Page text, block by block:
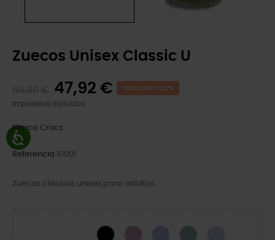
Zuecos Unisex Classic U
47,92 € DESCUENTO 20%
Impuestos incluidos
Marca Crocs
Referencia 10001
Zuecos clásicos unisex para adultos.
Black HydrangeaMystic Purple
Pond